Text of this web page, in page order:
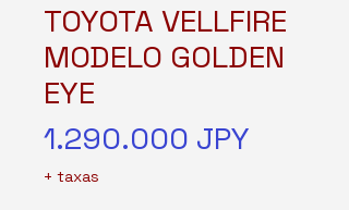
TOYOTA VELLFIRE
MODELO GOLDEN
EYE
1.290.000 JPY
+ taxas